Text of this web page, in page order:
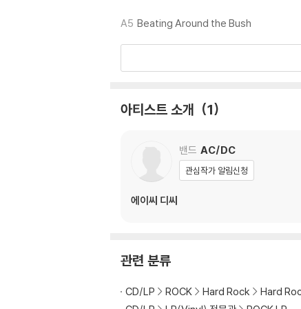
3) 컬러 디스크는 제작 과정에서 다른 색상 염
2) LP는 잦은 배송 과정에서 재킷에 손상이
A5 Beating Around the Bush
아티스트 소개 1
밴드 AC/DC
관심작가 알림신청
에이씨 디씨
관련 분류
CD/LP ROCK Hard Rock
Hard